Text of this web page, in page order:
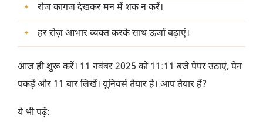
रोज कागज देखकर मन में शक न करें।
हर रोज़ आभार व्यक्त करके साथ ऊर्जा बढ़ाएं।
आज ही शुरू करें। 11 नवंबर 2025 को 11:11 बजे पेपर उठाएं, पेन
पकड़ें और 11 बार लिखें। यूनिवर्स तैयार है। आप तैयार हैं?
ये भी पढ़ें: